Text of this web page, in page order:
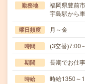
勤務地
福岡県豊前市
宇島駅から
曜日頻度 月～金
時間 (3交替)7:00
期間 長期でお仕
時給 時給1350～